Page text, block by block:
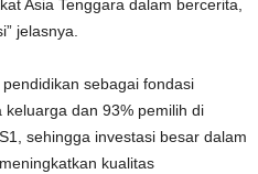
Asia Tenggara dalam bercerita,
jelasnya.
sebagai fondasi
dan 93% pemilih di
sehingga investasi besar dalam
kualitas